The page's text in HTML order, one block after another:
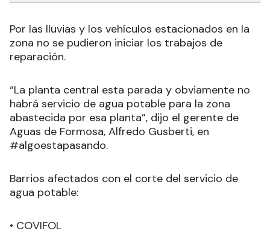
Por las lluvias y los vehículos estacionados en la
zona no se pudieron iniciar los trabajos de
reparación.
“La planta central esta parada y obviamente no
habrá servicio de agua potable para la zona
abastecida por esa planta”, dijo el gerente de
Aguas de Formosa, Alfredo Gusberti, en
#algoestapasando.
Barrios afectados con el corte del servicio de
agua potable:
• COVIFOL